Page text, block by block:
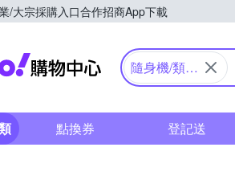
/大宗採購入口合作招商App下載
Yahoo購物中心
隨身機/類單
點換券 登記送